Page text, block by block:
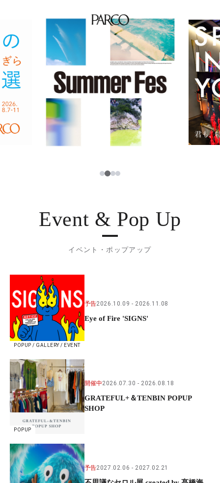
レストラン・カフェ
TAX FREE
PARCOメンバーズ
日本語
123
Event & Pop Up
イベント・ポップアップ
POPUP / GALLERY / EVENT
予告2026.10.09 2026.11.08
Eye of Fire 'SIGNS'
POPUP
開催中2026.07.30 2026.08.18
GRATEFUL+＆TENBIN POPUP
SHOP
予告2027.02.06 2027.02.21